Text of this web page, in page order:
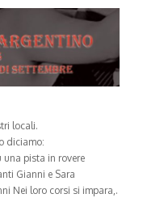
locali.
diciamo:
pista in rovere
Gianni e Sara
Nei loro corsi si impara,.